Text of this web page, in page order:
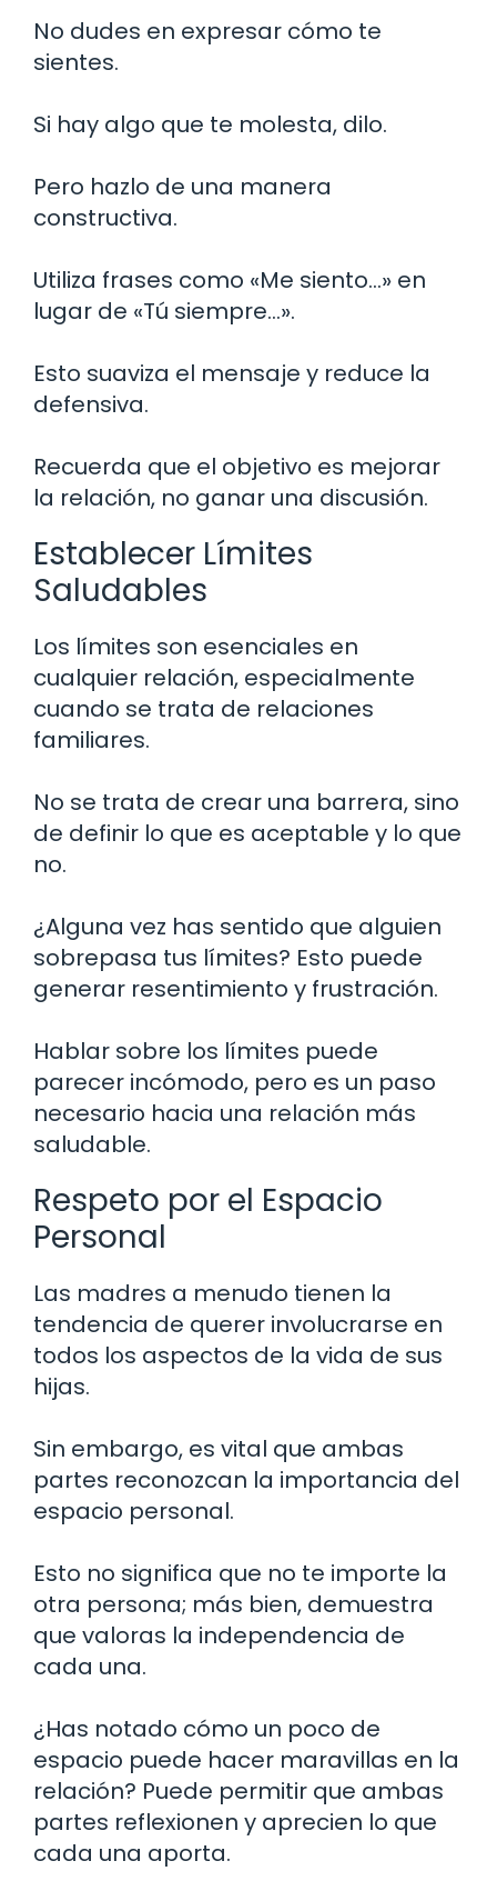
No dudes en expresar cómo te
sientes.
Si hay algo que te molesta, dilo.
Pero hazlo de una manera
constructiva.
Utiliza frases como «Me siento…» en
lugar de «Tú siempre…».
Esto suaviza el mensaje y reduce la
defensiva.
Recuerda que el objetivo es mejorar
la relación, no ganar una discusión.
Establecer Límites
Saludables
Los límites son esenciales en
cualquier relación, especialmente
cuando se trata de relaciones
familiares.
No se trata de crear una barrera, sino
de definir lo que es aceptable y lo que
no.
¿Alguna vez has sentido que alguien
sobrepasa tus límites? Esto puede
generar resentimiento y frustración.
Hablar sobre los límites puede
parecer incómodo, pero es un paso
necesario hacia una relación más
saludable.
Respeto por el Espacio
Personal
Las madres a menudo tienen la
tendencia de querer involucrarse en
todos los aspectos de la vida de sus
hijas.
Sin embargo, es vital que ambas
partes reconozcan la importancia del
espacio personal.
Esto no significa que no te importe la
otra persona; más bien, demuestra
que valoras la independencia de
cada una.
¿Has notado cómo un poco de
espacio puede hacer maravillas en la
relación? Puede permitir que ambas
partes reflexionen y aprecien lo que
cada una aporta.